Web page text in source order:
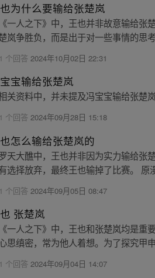
为什么要输给张楚岚
一人之下》中，王也并非故意输给张
岚争胜负，而是出于对一些事情的思
1 个回答2024年10月02日 22:31
宝输给张楚岚
关资料中，并未提及冯宝宝输给张楚
1 个回答2024年09月28日 15:18
怎么输给张楚岚的
天大醮中，王也并非因为实力输给张
选择放弃，最终王也输掉了比赛。 原
1 个回答 2024年09月05日 08:47
张楚岚
一人之下》中，王也和张楚岚均是重
思缜密，常为他人着想。为了探究甲
1 个回答 2024年09月04日 14:07